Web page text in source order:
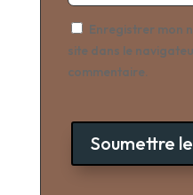
Enregistrer mon
site dans le
commentaire.
Soumettre